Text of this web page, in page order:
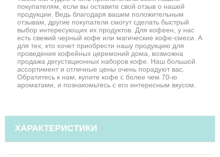
покупателям, если вы оставите свой отзыв о нашей
продукции. Ведь благодаря вашим положительным
отзывам, другие покупатели смогут сделать быстрый
выбор интересующих их продуктов. Для кофеен, у нас
есть свежий черный кофе или магические кофе-смеси. А
для тех, кто хочет приобрести нашу продукцию для
проведения кофейных церемоний дома, возможна
продажа дегустационных наборов кофе. Наш большой
ассортимент и отличные цены очень порадуют вас.
Обратитесь к нам, купите кофе с более чем 70-ю
ароматами, и познакомьтесь с его интересным вкусом.
ХАРАКТЕРИСТИКИ